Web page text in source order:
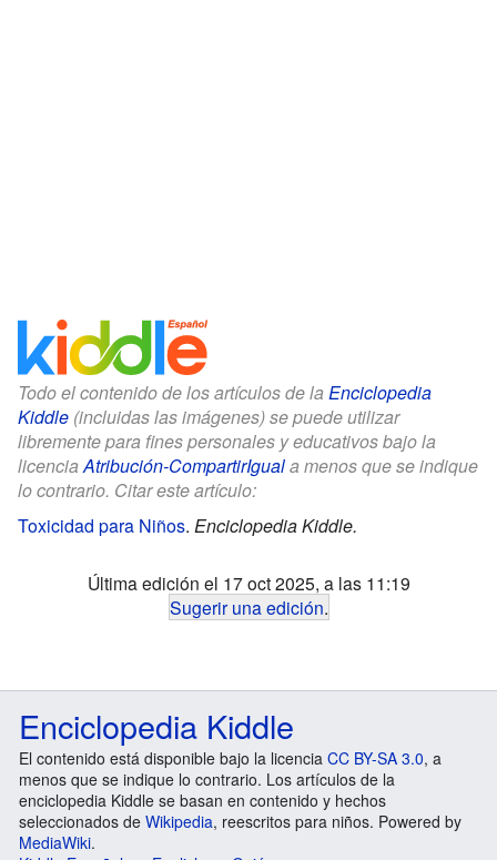
Todo el contenido de los artículos de la Enciclopedia
Kiddle (incluidas las imágenes) se puede utilizar
libremente para fines personales y educativos bajo la
licenciaAtribución-CompartirIguala menos que se indique
lo contrario. Citar este artículo:
Toxicidad para Niños. Enciclopedia Kiddle.
Última edición el 17 oct 2025, a las 11:19
Sugerir una edición.
Enciclopedia Kiddle
El contenido está disponible bajo la licencia CC BY-SA 3.0, a
menos que se indique lo contrario. Los artículos de la
enciclopedia Kiddle se basan en contenido y hechos
seleccionados de Wikipedia, reescritos para niños. Powered by
MediaWiki.